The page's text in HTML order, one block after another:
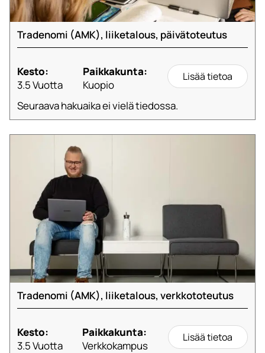
Tradenomi (AMK), liiketalous, päivätoteutus
Kesto:
3.5 Vuotta
Paikkakunta:
Kuopio
Lisää tietoa
Seuraava hakuaika ei vielä tiedossa.
Tradenomi (AMK), liiketalous, verkkototeutus
Kesto:
3.5 Vuotta
Paikkakunta:
Verkkokampus
Lisää tietoa